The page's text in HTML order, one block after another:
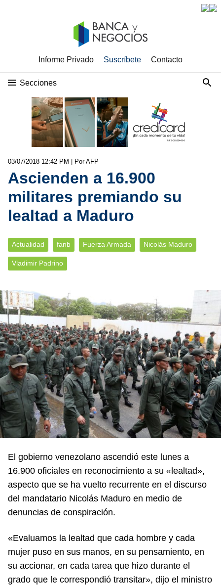
Informe Privado Suscríbete Contacto
Secciones
03/07/2018 12:42 PM | Por AFP
Ascienden a 16.900
militares premiando su
lealtad a Maduro
Actualidad fanb Fuerza Armada Nicolás Maduro
Vladimir Padrino
El gobierno venezolano ascendió este lunes a
16.900 oficiales en reconocimiento a su «lealtad»,
aspecto que se ha vuelto recurrente en el discurso
del mandatario Nicolás Maduro en medio de
denuncias de conspiración.
«Evaluamos la lealtad que cada hombre y cada
mujer puso en sus manos, en su pensamiento, en
su accionar, en cada tarea que hizo durante el
grado que le correspondió transitar», dijo el ministro